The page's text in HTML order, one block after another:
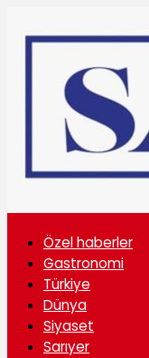
Özel haberler
Gastronomi
Türkiye
Dünya
Siyaset
Sarıyer